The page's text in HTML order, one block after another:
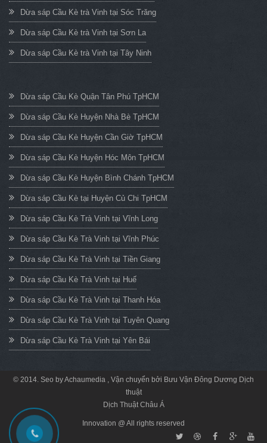
Dừa sáp Cầu Kè trà Vinh tại Sóc Trăng
Dừa sáp Cầu Kè trà Vinh tại Sơn La
Dừa sáp Cầu Kè trà Vinh tại Tây Ninh
Dừa sáp Cầu Kè Quận Tân Phú TpHCM
Dừa sáp Cầu Kè Huyện Nhà Bè TpHCM
Dừa sáp Cầu Kè Huyện Cần Giờ TpHCM
Dừa sáp Cầu Kè Huyện Hóc Môn TpHCM
Dừa sáp Cầu Kè Huyện Bình Chánh TpHCM
Dừa sáp Cầu Kè tại Huyện Củ Chi TpHCM
Dừa sáp Cầu Kè Trà Vinh tại Vĩnh Long
Dừa sáp Cầu Kè Trà Vinh tại Vĩnh Phúc
Dừa sáp Cầu Kè Trà Vinh tại Tiền Giang
Dừa sáp Cầu Kè Trà Vinh tại Huế
Dừa sáp Cầu Kè Trà Vinh tại Thanh Hóa
Dừa sáp Cầu Kè Trà Vinh tại Tuyên Quang
Dừa sáp Cầu Kè Trà Vinh tại Yên Bái
© 2014. Seo byAchaumedia , Vận chuyển bởi Bưu Vận Đông Dương Dịch
thuật
Dịch Thuật Châu Á
Innovation @ All rights reserved